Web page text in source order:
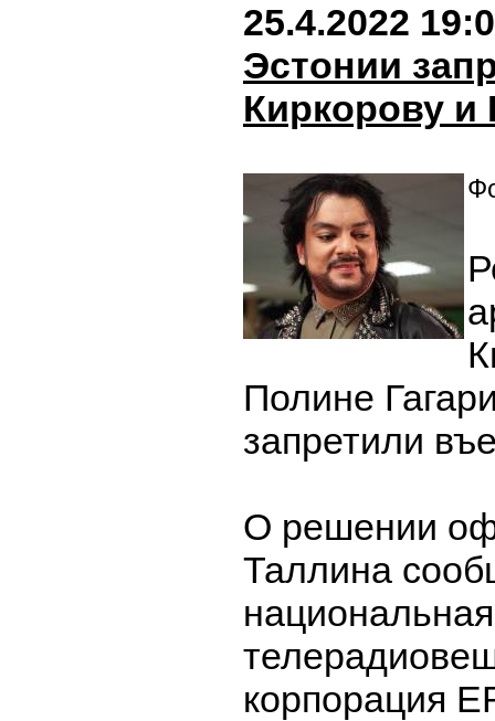
25.4.2022
Эстонии
Киркорову и
Полине
запретили
О решении
Таллина
национальная
корпорация